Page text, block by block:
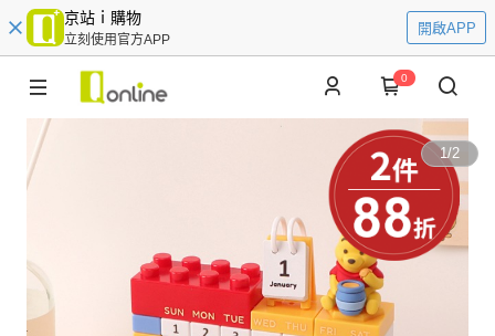
京站ｉ購物
立刻使用官方APP
開啟APP
0
1/2